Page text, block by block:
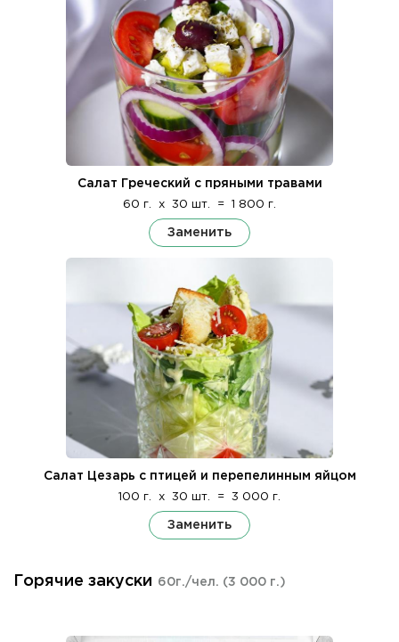
Салат Греческий с пряными травами
60 г. x 30 шт. = 1 800 г.
Заменить
Салат Цезарь с птицей и перепелинным яйцом
100 г. x 30 шт. = 3 000 г.
Заменить
Горячие закуски 60г./чел. (3 000 г.)